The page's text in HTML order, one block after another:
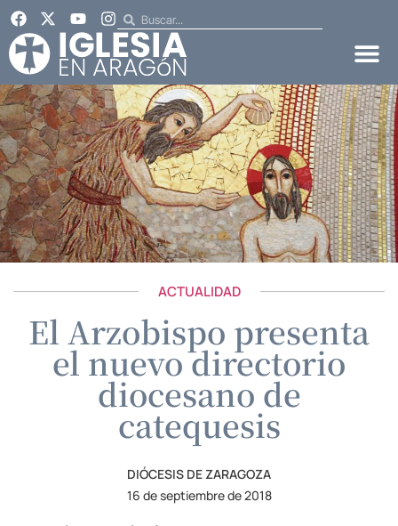
ACTUALIDAD
El Arzobispo presenta
el nuevo directorio
diocesano de
catequesis
DIÓCESIS DE ZARAGOZA
16 de septiembre de 2018